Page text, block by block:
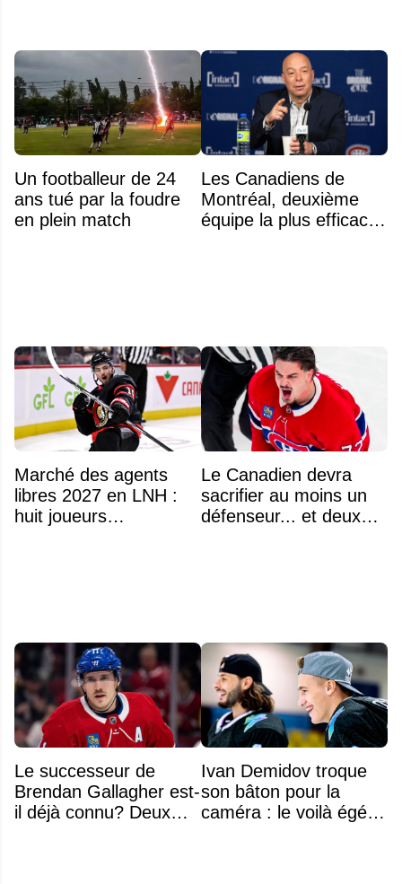
Un footballeur de 24
ans tué par la foudre
en plein match
Les Canadiens de
Montréal, deuxième
équipe la plus efficace
Marché des agents
libres 2027 en LNH :
huit joueurs
Le Canadien devra
sacrifier au moins un
défenseur... et deux
Le successeur de
Brendan Gallagher est-
il déjà connu? Deux
Ivan Demidov troque
son bâton pour la
caméra : le voilà égérie